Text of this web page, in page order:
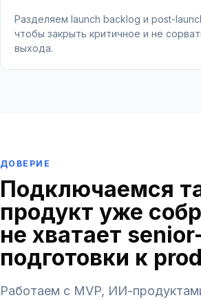
Разделяем launch backlog и post-
чтобы закрыть критичное и не
выхода.
ДОВЕРИЕ
Подключаемся
продукт уже
не хватает
подготовки к
Работаем с MVP, ИИ-